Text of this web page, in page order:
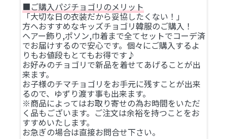
■ご購入パジチョゴリのメリット
「大切な日の衣装だから妥協したくない！」
方へおすすめなキッズチョゴリ韓服のご購入！
ヘアー飾り,ポソン,巾着まで全てセットでコーデ済
でお届けするので安心です。個々にご購入するよ
りもお値段もとてもお得です♪
お好みのチョゴリで新品を着せてあげることが出
来ます。
お子様のチマチョゴリをお手元に残すことが出来
るので、ゆずり渡す事も出来ます。
※商品によってはお取り寄せの為お時間をいただ
く品もございます。ご注文は余裕を持つことをお
すすめいたします。
お急ぎの場合は直接お問合せ下さい。